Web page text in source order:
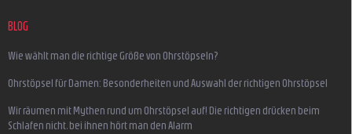
BLOG
Wie wählt man die richtige Größe von Ohrstöpseln?
Ohrstöpsel für Damen: Besonderheiten und Auswahl der richtigen Ohrstöpsel
Wir räumen mit Mythen rund um Ohrstöpsel auf! Die richtigen drücken beim
Schlafen nicht, bei ihnen hört man den Alarm